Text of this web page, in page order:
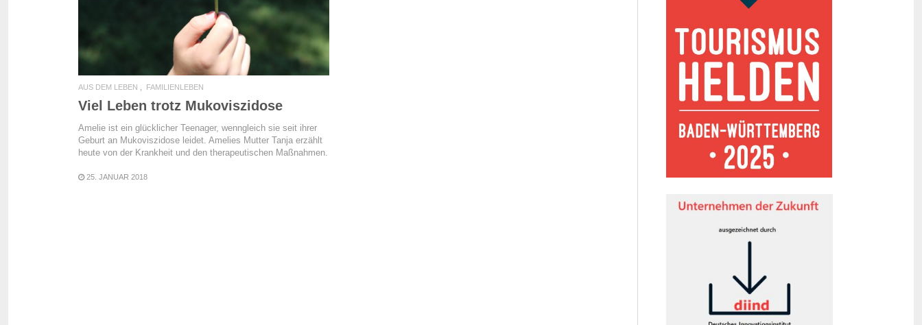
AUS DEM LEBEN FAMILIENLEBEN
Viel Leben trotz Mukoviszidose
Amelie ist ein glücklicher Teenager, wenngleich sie seit ihrer
Geburt an Mukoviszidose leidet. Amelies Mutter Tanja erzählt
heute von der Krankheit und den therapeutischen Maßnahmen.
25. JANUAR 2018